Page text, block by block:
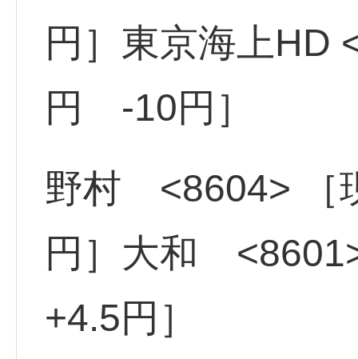
円］東京海上HD
円 -10円］
野村 <8604> ［
円］大和
+4.5円］